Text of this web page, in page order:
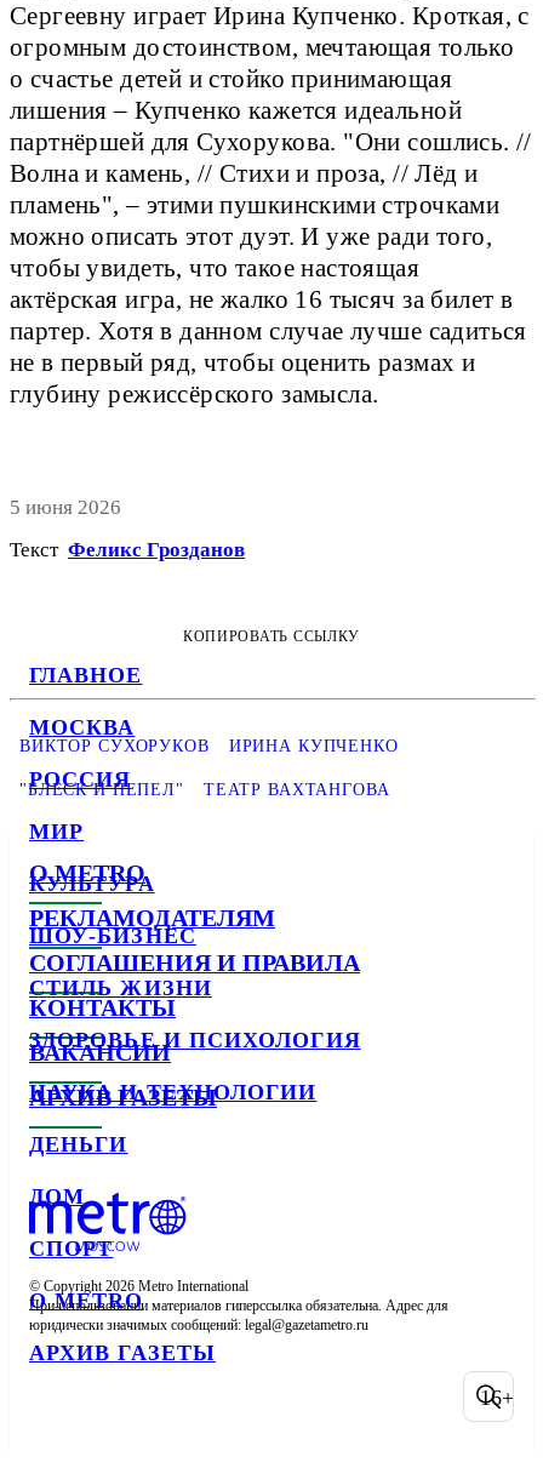
ГЛАВНОЕ
МОСКВА
РОССИЯ
МИР
КУЛЬТУРА
ШОУ-БИЗНЕС
СТИЛЬ ЖИЗНИ
ЗДОРОВЬЕ И ПСИХОЛОГИЯ
НАУКА И ТЕХНОЛОГИИ
ДЕНЬГИ
ДОМ
СПОРТ
О METRO
АРХИВ ГАЗЕТЫ
Сергеевну играет Ирина Купченко. Кроткая, с
огромным достоинством, мечтающая только
о счастье детей и стойко принимающая
лишения – Купченко кажется идеальной
партнёршей для Сухорукова. "Они сошлись. //
Волна и камень, // Стихи и проза, // Лёд и
пламень", – этими пушкинскими строчками
можно описать этот дуэт. И уже ради того,
чтобы увидеть, что такое настоящая
актёрская игра, не жалко 16 тысяч за билет в
партер. Хотя в данном случае лучше садиться
не в первый ряд, чтобы оценить размах и
глубину режиссёрского замысла.
5 июня 2026
Текст Феликс Грозданов
КОПИРОВАТЬ ССЫЛКУ
ВИКТОР СУХОРУКОВ ИРИНА КУПЧЕНКО
"БЛЕСК И ПЕПЕЛ" ТЕАТР ВАХТАНГОВА
О METRO
РЕКЛАМОДАТЕЛЯМ
СОГЛАШЕНИЯ И ПРАВИЛА
КОНТАКТЫ
ВАКАНСИИ
АРХИВ ГАЗЕТЫ
© Copyright 2026 Metro International
При использовании материалов гиперссылка обязательна. Адрес для
юридически значимых сообщений:
16+